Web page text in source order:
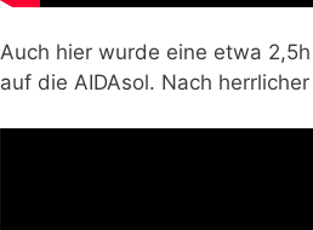
Auch hier wurde eine etwa
auf die AIDAsol. Nach